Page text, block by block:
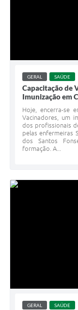
GERAL SAÚDE
Capacitação de
Imunização em
Hoje, encerra-se
Vacinadores, um
dos profissionais
pelas enfermeiras
dos Santos
formação. A...
GERAL SAÚDE